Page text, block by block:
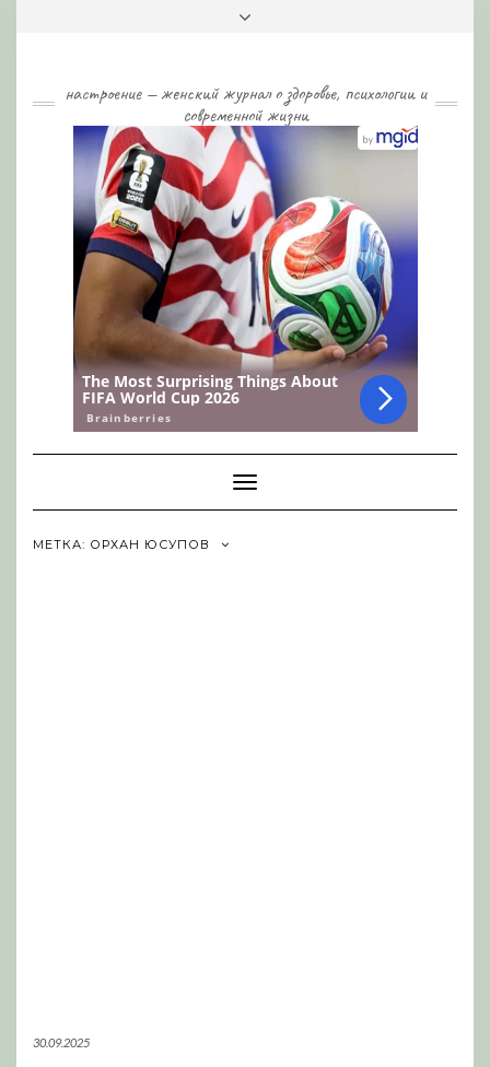
настроение — женский журнал о здоровье, психологии и
современной жизни
Toggle
Navigation
МЕТКА: ОРХАН ЮСУПОВ
30.09.2025